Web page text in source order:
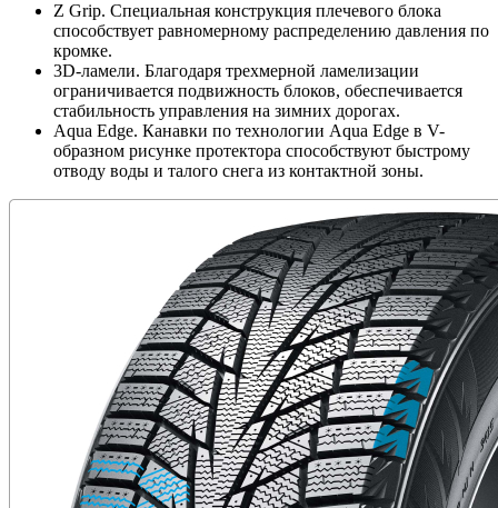
Z Grip. Специальная конструкция плечевого блока
способствует равномерному распределению давления по
кромке.
3D-ламели. Благодаря трехмерной ламелизации
ограничивается подвижность блоков, обеспечивается
стабильность управления на зимних дорогах.
Aqua Edge. Канавки по технологии Aqua Edge в V-
образном рисунке протектора способствуют быстрому
отводу воды и талого снега из контактной зоны.